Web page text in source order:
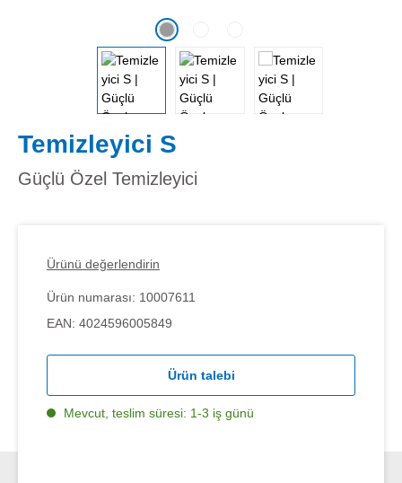
Temizleyici S
Güçlü Özel Temizleyici
Ürünü değerlendirin
Ürün numarası: 10007611
EAN: 4024596005849
Ürün talebi
Mevcut, teslim süresi: 1-3 iş günü